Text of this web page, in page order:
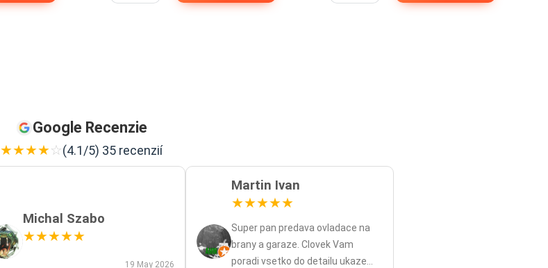
Google Recenzie
★★★★☆(4.1/5) 35 recenzií
Michal Szabo
★★★★★
19 May 2026
Martin Ivan
★★★★★
Super pan predava ovladace na
brany a garaze. Clovek Vam
poradi vsetko do detailu ukaze